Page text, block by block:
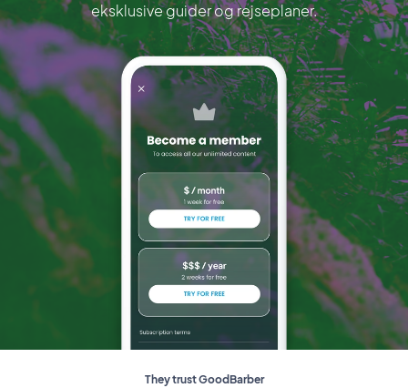
eksklusive guider og rejseplaner.
They trust GoodBarber